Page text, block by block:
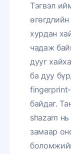
Тэгвэл
хурдан
чадаж
дууг
ба дуу
fingerprint-
байдаг.
shazam
замаар